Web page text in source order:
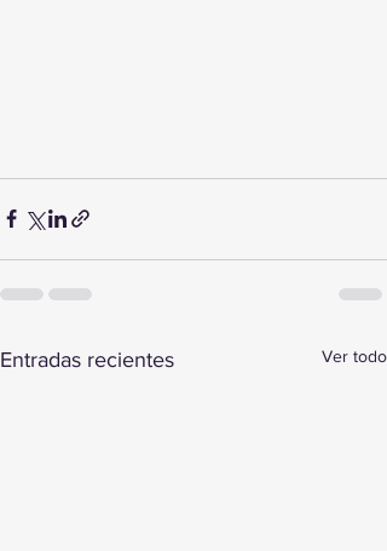
Entradas recientes Ver todo